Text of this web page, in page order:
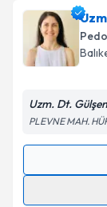
için bir
E-posta
Uzm. Dt.
PLEVNE MAH.